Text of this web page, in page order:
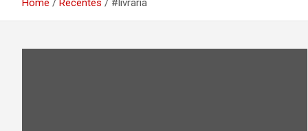
Home Recentes #livraria